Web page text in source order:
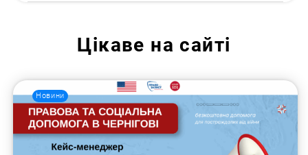
Цікаве на сайті
Новини